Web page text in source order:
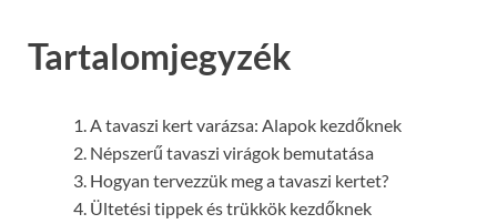
Tartalomjegyzék
A tavaszi kert varázsa: Alapok kezdőknek
Népszerű tavaszi virágok bemutatása
Hogyan tervezzük meg a tavaszi kertet?
Ültetési tippek és trükkök kezdőknek